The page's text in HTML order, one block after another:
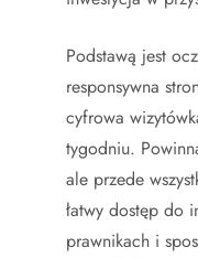
Podstawą jest
responsywna
cyfrowa
tygodniu.
ale przede
łatwy dostęp do
prawnikach i